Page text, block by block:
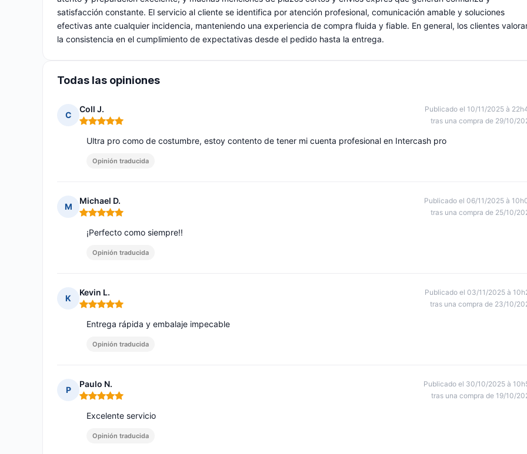
satisfacción constante. El servicio al cliente se identifica por atención profesional, comunicación amable y soluciones
efectivas ante cualquier incidencia, manteniendo una experiencia de compra fluida y fiable. En general, los clientes
la consistencia en el cumplimiento de expectativas desde el pedido hasta la entrega.
Todas las opiniones
C
Coll J.
Nota: 5 de 5
Publicado el 10/11/2025 à
tras una compra de 29/10/
Ultra pro como de costumbre, estoy contento de tener mi cuenta profesional en Intercash pro
Opinión traducida
M
Michael D.
Nota: 5 de 5
Publicado el 06/11/2025 à
tras una compra de 25/10/
¡Perfecto como siempre!!
Opinión traducida
K
Kevin L.
Nota: 5 de 5
Publicado el 03/11/2025 à
tras una compra de 23/10/
Entrega rápida y embalaje impecable
Opinión traducida
P
Paulo N.
Nota: 5 de 5
Publicado el 30/10/2025 à
tras una compra de 19/10/
Excelente servicio
Opinión traducida